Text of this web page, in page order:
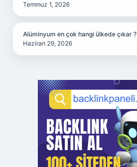
Temmuz 1, 2026
Alüminyum en çok hangi ülkede çıkar ?
Haziran 29, 2026